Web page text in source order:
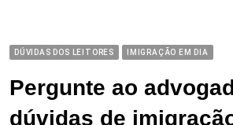
DÚVIDAS DOS LEITORES IMIGRAÇÃO EM DIA
Pergunte ao
dúvidas de